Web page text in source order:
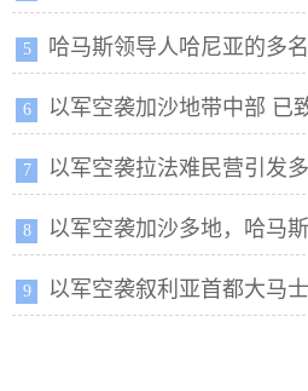
5 哈马斯领导人哈尼亚的多
袭中丧生
6 以军空袭加沙地带中部 已
7 以军空袭拉法难民营引发
宫：未越过红线
8 以军空袭加沙多地，哈马
进行新一轮谈判
9 以军空袭叙利亚首都大马